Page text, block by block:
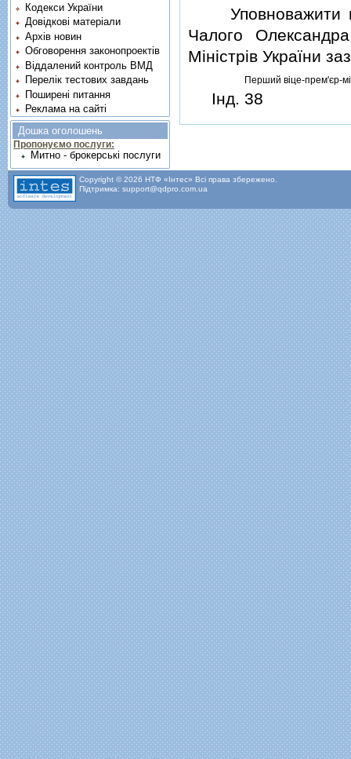
Уповноважити
Чалого
Мiнiстрiв України
Перший вiце-прем'єр-
Iнд. 38
Кодекси України
Довідкові матеріали
Архів новин
Обговорення законопроектів
Віддалений контроль ВМД
Перелік тестових завдань
Поширені питання
Реклама на сайті
Дошка оголошень
Пропонуємо послуги:
Митно - брокерські послуги
Copyright © 2026 НТФ «Інтес» Всі права збережено.
Підтримка: support@qdpro.com.ua